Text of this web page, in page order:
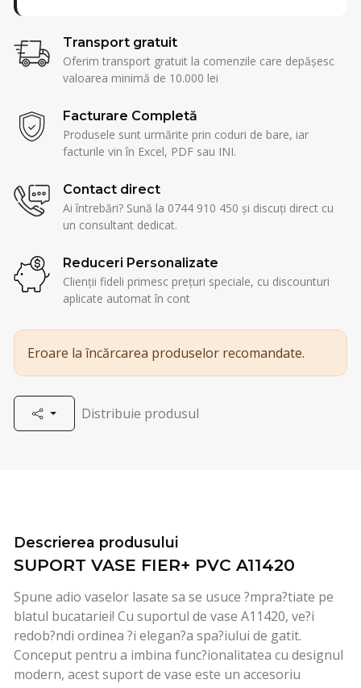
Transport gratuit
Oferim transport gratuit la comenzile care depășesc
valoarea minimă de 10.000 lei
Facturare Completă
Produsele sunt urmărite prin coduri de bare, iar
facturile vin în Excel, PDF sau INI.
Contact direct
Ai întrebări? Sună la 0744 910 450 și discuți direct cu
un consultant dedicat.
Reduceri Personalizate
Clienții fideli primesc prețuri speciale, cu discounturi
aplicate automat în cont
Eroare la încărcarea produselor recomandate.
Distribuie produsul
Descrierea produsului
SUPORT VASE FIER+ PVC A11420
Spune adio vaselor lasate sa se usuce ?mpra?tiate pe
blatul bucatariei! Cu suportul de vase A11420, ve?i
redob?ndi ordinea ?i elegan?a spa?iului de gatit.
Conceput pentru a imbina func?ionalitatea cu designul
modern, acest suport de vase este un accesoriu